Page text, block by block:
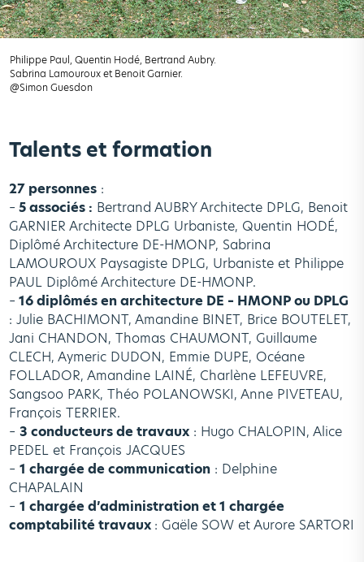
Philippe Paul, Quentin Hodé, Bertrand Aubry.
Sabrina Lamouroux et Benoit Garnier.
@Simon Guesdon
Talents et formation
27 personnes :
–5 associés : Bertrand AUBRY Architecte DPLG, Benoit
GARNIER Architecte DPLG Urbaniste, Quentin HODÉ,
Diplômé Architecture DE-HMONP, Sabrina
LAMOUROUX Paysagiste DPLG, Urbaniste et Philippe
PAUL Diplômé Architecture DE-HMONP.
–16 diplômés en architecture DE – HMONP ou DPLG
: Julie BACHIMONT, Amandine BINET, Brice BOUTELET,
Jani CHANDON, Thomas CHAUMONT, Guillaume
CLECH, Aymeric DUDON, Emmie DUPE, Océane
FOLLADOR, Amandine LAINÉ, Charlène LEFEUVRE,
Sangsoo PARK, Théo POLANOWSKI, Anne PIVETEAU,
François TERRIER.
–3 conducteurs de travaux : Hugo CHALOPIN, Alice
PEDEL et François JACQUES
–1 chargée de communication : Delphine
CHAPALAIN
–1 chargée d’administration et 1 chargée
comptabilité travaux : Gaële SOW et Aurore SARTORI